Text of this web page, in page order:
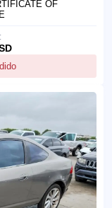
OF